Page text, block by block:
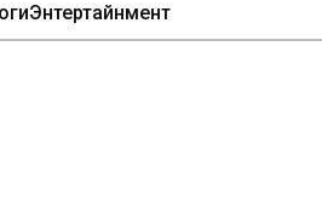
Энтертайнмент